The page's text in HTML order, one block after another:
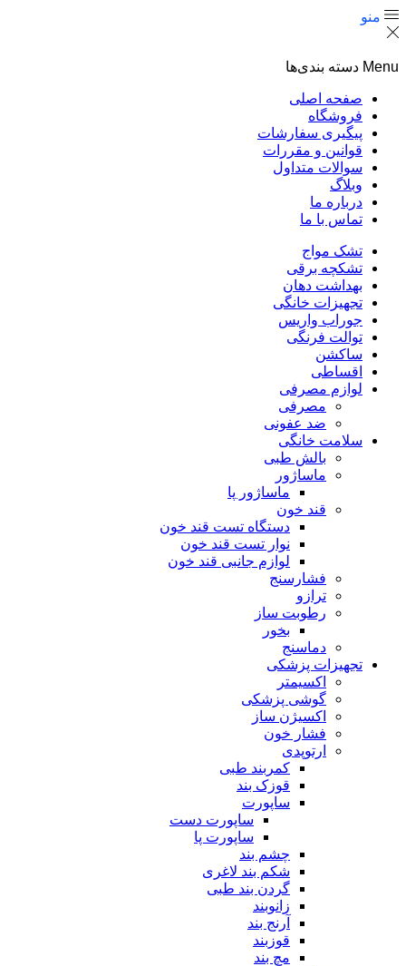
منو
Menu دسته بندی‌ها
صفحه اصلی
فروشگاه
پیگیری سفارشات
قوانین و مقررات
سوالات متداول
وبلاگ
درباره ما
تماس با ما
تشک مواج
تشکچه برقی
بهداشت دهان
تجهیزات خانگی
جوراب واریس
توالت فرنگی
ساکشن
اقساطی
لوازم مصرفی
مصرفی
ضد عفونی
سلامت خانگی
بالش طبی
ماساژور
ماساژور پا
قند خون
دستگاه تست قند خون
نوار تست قند خون
لوازم جانبی قند خون
فشارسنج
ترازو
رطوبت ساز
بخور
دماسنج
تجهیزات پزشکی
اکسیمتر
گوشی پزشکی
اکسیژن ساز
فشار خون
ارتوپدی
کمربند طبی
قوزک بند
ساپورت
ساپورت دست
ساپورت پا
چشم بند
شکم بند لاغری
گردن بند طبی
زانوبند
آرنج بند
قوزبند
مچ بند